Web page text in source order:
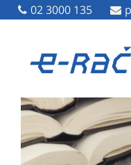
02 3000 135
02 3000 135